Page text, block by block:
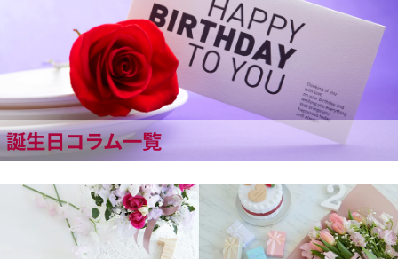
誕生日コラム一覧
1月の誕生花の花言葉や育て方 2月の誕生花の花言葉や育て方